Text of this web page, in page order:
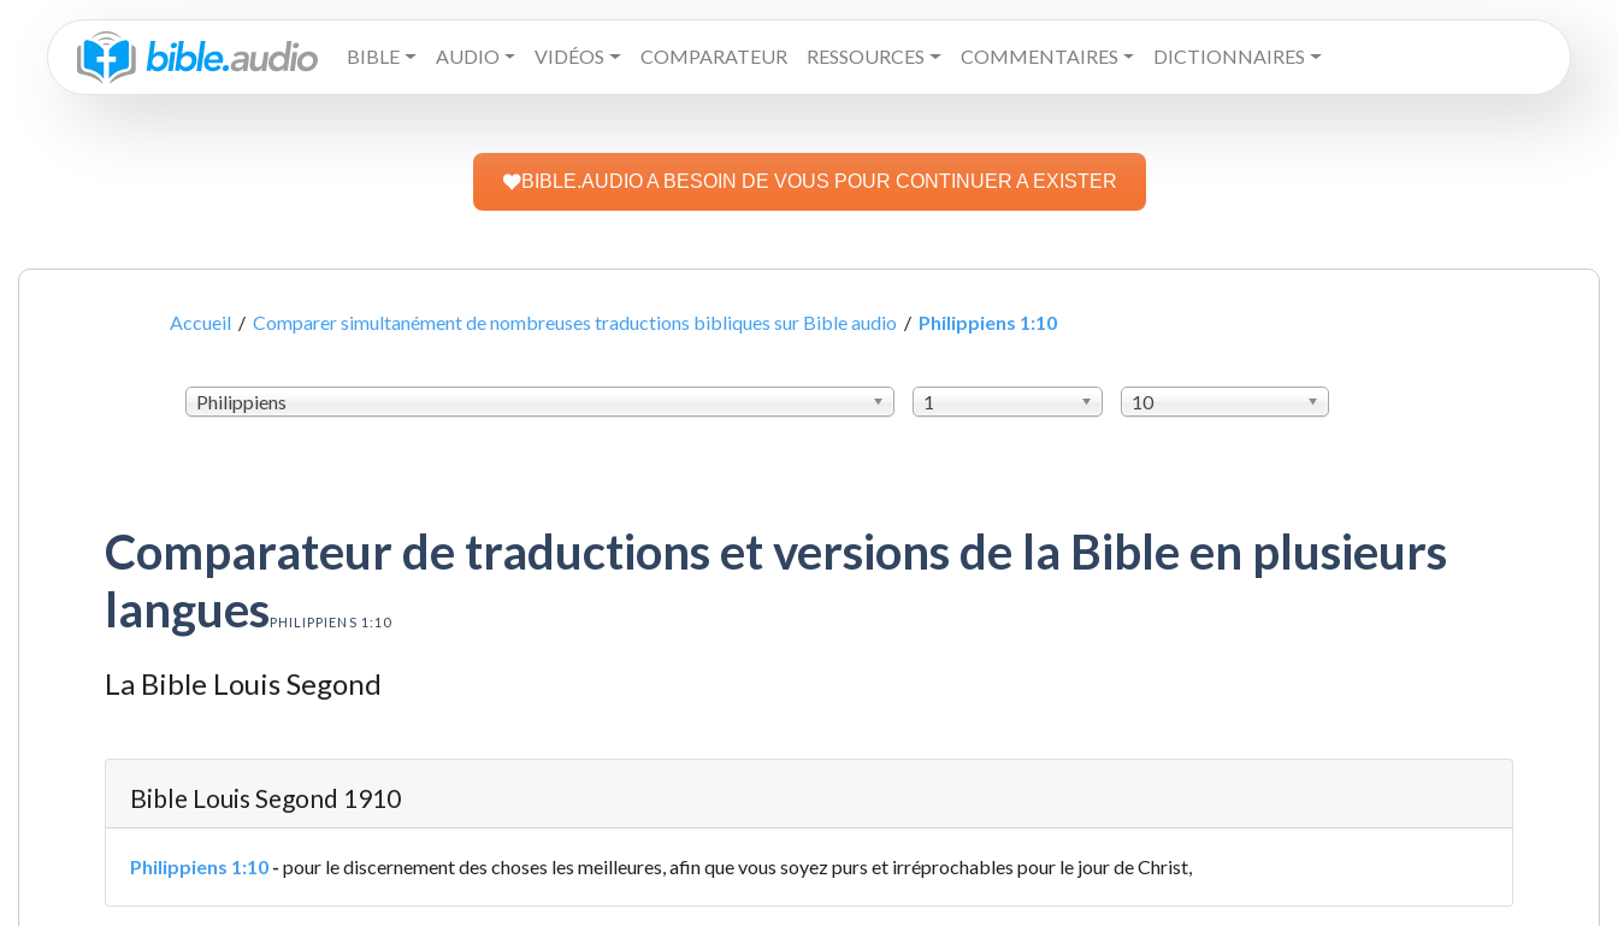
BIBLE AUDIO VIDÉOS COMPARATEUR RESSOURCES COMMENTAIRES DICTIONNAIRES
BIBLE.AUDIO A BESOIN DE VOUS POUR CONTINUER A EXISTER
Accueil /Comparer simultanément de nombreuses traductions bibliques sur Bible audio / Philippiens 1:10
Philippiens 1 10
Comparateur de traductions et versions de la Bible en plusieurs
languesPHILIPPIENS 1:10
La Bible Louis Segond
Bible Louis Segond 1910
Philippiens 1:10- pour le discernement des choses les meilleures, afin que vous soyez purs et irréprochables pour le jour de Christ,